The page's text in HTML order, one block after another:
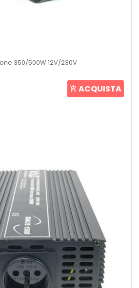
350/500W 12V/230V
ACQUISTA